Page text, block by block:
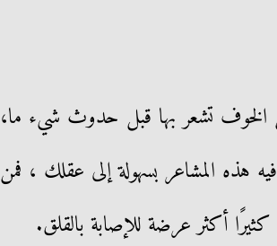
الخوف تشعر بها قبل حدوث شيء ما،
هذه المشاعر بسهولة إلى عقلك ، فمن
كثيرًا أكثر عرضة للإصابة بالقلق.